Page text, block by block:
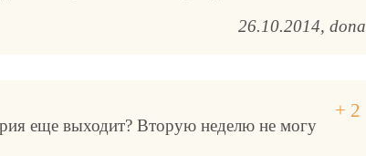
26.10.2014 dona
еще выходит? Вторую неделю не могу